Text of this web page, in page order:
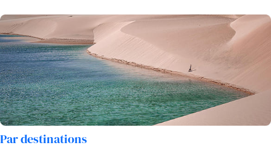
le séjour. Check in et installation.
Après avoir pris vos marques dans votre chambre, vous
pouvez vous reposer, ou aller faire un tour dans les ruelles
du village et profiter de l’ambiance tranquille locale devant
une petite bière locale « bem gelada » et quelques «
Petiscos » spécialités pour l’apéritif locales.
Nuit à l’hôtel.
Par destinations